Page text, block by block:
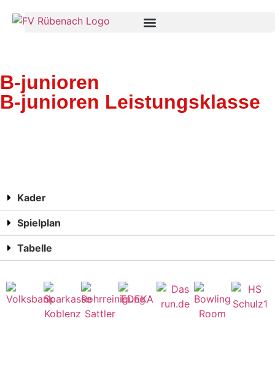
B-junioren
B-junioren Leistungsklasse
Kader
Spielplan
Tabelle